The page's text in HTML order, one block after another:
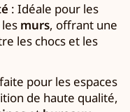
: Idéale pour les
murs, offrant une
les chocs et les
pour les espaces
de haute qualité,